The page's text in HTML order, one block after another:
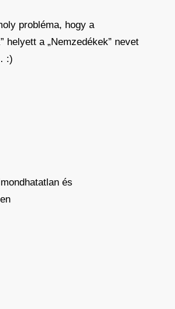
probléma, hogy a
helyett a „Nemzedékek” nevet
:)
és